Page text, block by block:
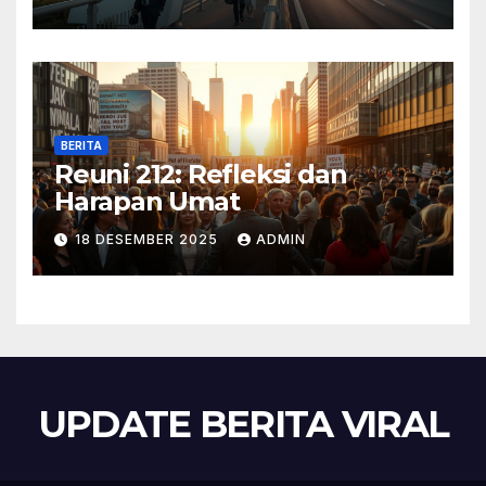
BERITA
Reuni 212: Refleksi dan
Harapan Umat
18 DESEMBER 2025 ADMIN
UPDATE BERITA VIRAL